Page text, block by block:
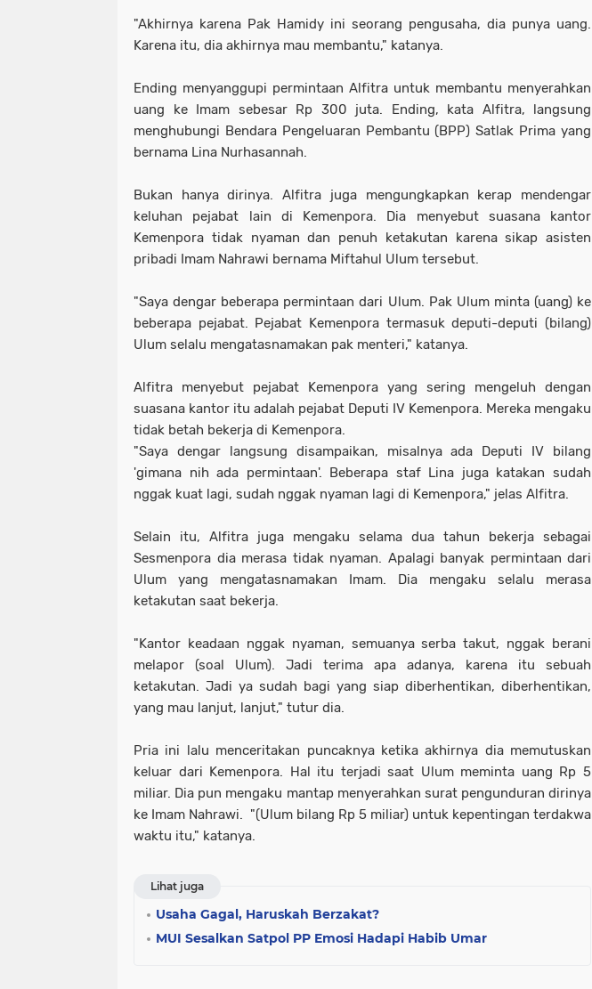
"Akhirnya karena Pak Hamidy ini seorang pengusaha, dia punya uang.
Karena itu, dia akhirnya mau membantu," katanya.
Ending menyanggupi permintaan Alfitra untuk membantu menyerahkan
uang ke Imam sebesar Rp 300 juta. Ending, kata Alfitra, langsung
menghubungi Bendara Pengeluaran Pembantu (BPP) Satlak Prima yang
bernama Lina Nurhasannah.
Bukan hanya dirinya. Alfitra juga mengungkapkan kerap mendengar
keluhan pejabat lain di Kemenpora. Dia menyebut suasana kantor
Kemenpora tidak nyaman dan penuh ketakutan karena sikap asisten
pribadi Imam Nahrawi bernama Miftahul Ulum tersebut.
"Saya dengar beberapa permintaan dari Ulum. Pak Ulum minta (uang) ke
beberapa pejabat. Pejabat Kemenpora termasuk deputi-deputi (bilang)
Ulum selalu mengatasnamakan pak menteri," katanya.
Alfitra menyebut pejabat Kemenpora yang sering mengeluh dengan
suasana kantor itu adalah pejabat Deputi IV Kemenpora. Mereka mengaku
tidak betah bekerja di Kemenpora.
"Saya dengar langsung disampaikan, misalnya ada Deputi IV bilang
'gimana nih ada permintaan'. Beberapa staf Lina juga katakan sudah
nggak kuat lagi, sudah nggak nyaman lagi di Kemenpora," jelas Alfitra.
Selain itu, Alfitra juga mengaku selama dua tahun bekerja sebagai
Sesmenpora dia merasa tidak nyaman. Apalagi banyak permintaan dari
Ulum yang mengatasnamakan Imam. Dia mengaku selalu merasa
ketakutan saat bekerja.
"Kantor keadaan nggak nyaman, semuanya serba takut, nggak berani
melapor (soal Ulum). Jadi terima apa adanya, karena itu sebuah
ketakutan. Jadi ya sudah bagi yang siap diberhentikan, diberhentikan,
yang mau lanjut, lanjut," tutur dia.
Pria ini lalu menceritakan puncaknya ketika akhirnya dia memutuskan
keluar dari Kemenpora. Hal itu terjadi saat Ulum meminta uang Rp 5
miliar. Dia pun mengaku mantap menyerahkan surat pengunduran dirinya
ke Imam Nahrawi. "(Ulum bilang Rp 5 miliar) untuk kepentingan terdakwa
waktu itu," katanya.
Lihat juga
Usaha Gagal, Haruskah Berzakat?
MUI Sesalkan Satpol PP Emosi Hadapi Habib Umar